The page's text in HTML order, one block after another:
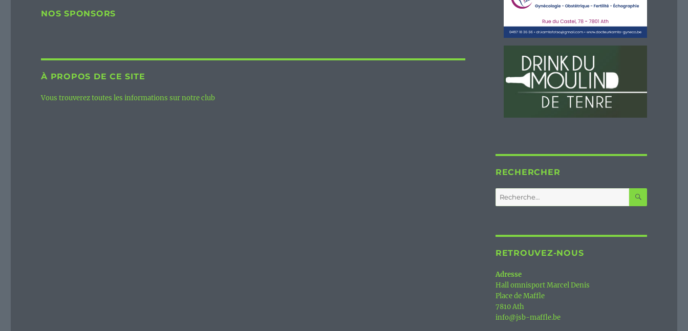
NOS SPONSORS
À PROPOS DE CE SITE
Vous trouverez toutes les informations sur notre club
RECHERCHER
Recherche
pour :
RETROUVEZ-NOUS
Adresse
Hall omnisport Marcel Denis
Place de Maffle
7810 Ath
info@jsb-maffle.be